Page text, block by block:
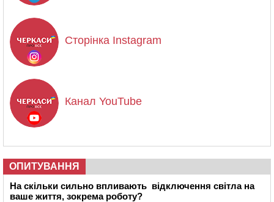
Сторінка Instagram
Канал YouTube
ОПИТУВАННЯ
На скільки сильно впливають відключення світла на
ваше життя, зокрема роботу?